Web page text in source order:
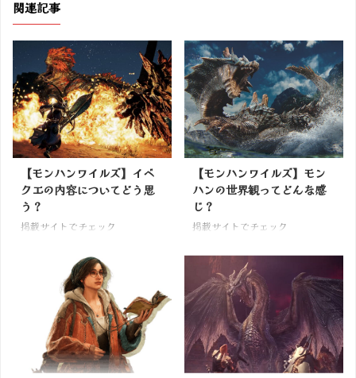
関連記事
【モンハンワイルズ】イベ
クエの内容についてどう思
う？
掲載サイトでチェック
【モンハンワイルズ】モン
ハンの世界観ってどんな感
じ？
掲載サイトでチェック